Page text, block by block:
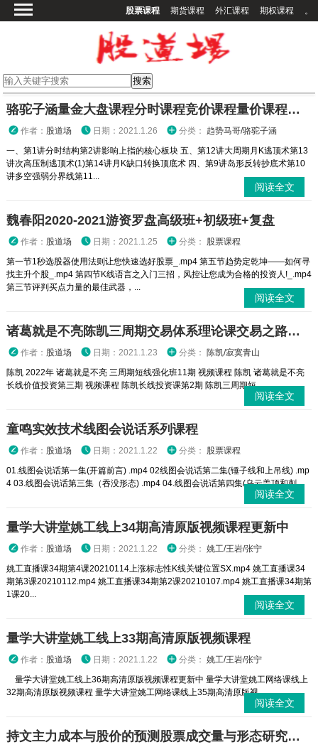
股票课程 期货课程 外汇课程 期权课程 。
期货课程
期权课程
外汇课程
高校课程
其他课程
骆驼子涵量金大盘课程分时课程竞价课程量价课程量线
作者： 股道场 日期：2021.1.26 分类： 趋势马哥/骆驼子涵
一、第1讲分时结构第2讲影响上指的核心板块 五、第12讲大周期月K逃顶术第13
讲次高压制逃顶术(1)第14讲月K缺口转换顶底术 四、第9讲岛形反转抄底术第10
讲多空强弱分界线第11...
阅读全文
魏春阳2020-2021游资罗盘高级班+初级班+复盘
作者： 股道场 日期：2021.1.25 分类： 股票课程
第一节1秒选股器使用法则让您快速选好股票_.mp4 第五节趋势定乾坤——如何寻
找主升个股_.mp4 第四节K线语言之入门三招，风控让您成为合格的投资人!_.mp4
第三节评判买点力量的最佳武器，...
阅读全文
诸葛就是不亮陈凯三周期交易体系理论课交易之路交易系统视频课程
作者： 股道场 日期：2021.1.23 分类： 陈凯/寂寞青山
陈凯 2022年 诸葛就是不亮 三周期短线强化班11期 视频课程 陈凯 诸葛就是不亮
长线价值投资第三期 视频课程 陈凯长线投资课第2期 陈凯三周期短...
阅读全文
童鸣实效技术线图会说话系列课程
作者： 股道场 日期：2021.1.22 分类： 股票课程
01.线图会说话第一集(开篇前言) .mp4 02线图会说话第二集(锤子线和上吊线) .mp
4 03.线图会说话第三集（吞没形态) .mp4 04.线图会说话第四集(乌云盖顶和刺...
阅读全文
量学大讲堂姚工线上34期高清原版视频课程更新中
作者： 股道场 日期：2021.1.22 分类： 姚工/王岩/张宁
姚工直播课34期第4课20210114上涨标志性K线关键位置SX.mp4 姚工直播课34
期第3课20210112.mp4 姚工直播课34期第2课20210107.mp4 姚工直播课34期第
1课20...
阅读全文
量学大讲堂姚工线上33期高清原版视频课程
作者： 股道场 日期：2021.1.22 分类： 姚工/王岩/张宁
量学大讲堂姚工线上36期高清原版视频课程更新中 量学大讲堂姚工网络课线上
32期高清原版视频课程 量学大讲堂姚工网络课线上35期高清原版视...
阅读全文
持文主力成本与股价的预测股票成交量与形态研究股票视频课程